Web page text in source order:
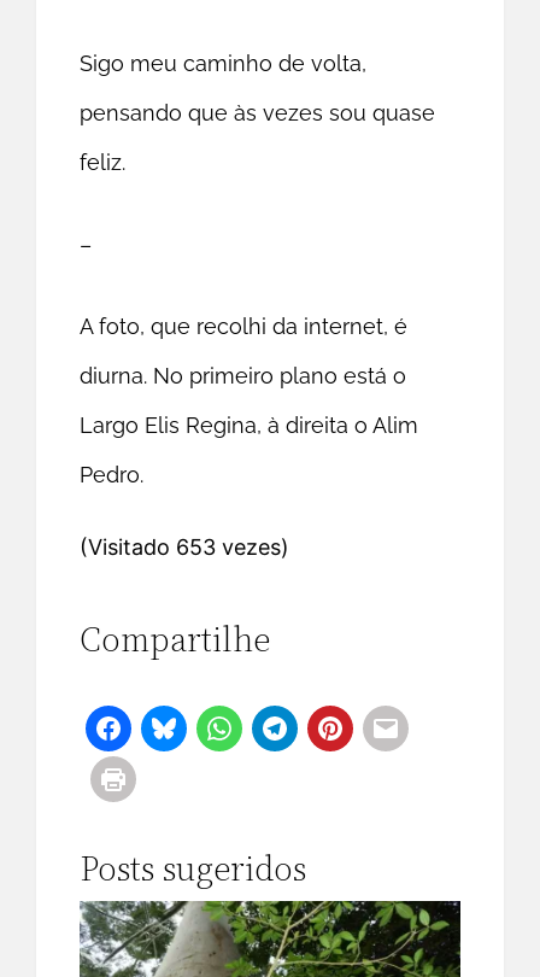
Sigo meu caminho de volta,
pensando que às vezes sou quase
feliz.
–
A foto, que recolhi da internet, é
diurna. No primeiro plano está o
Largo Elis Regina, à direita o Alim
Pedro.
(Visitado 653 vezes)
Compartilhe
Posts sugeridos